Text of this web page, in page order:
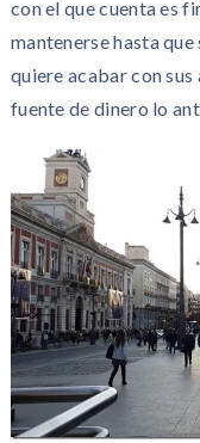
con el que cuenta es
mantenerse hasta
quiere acabar con
fuente de dinero lo